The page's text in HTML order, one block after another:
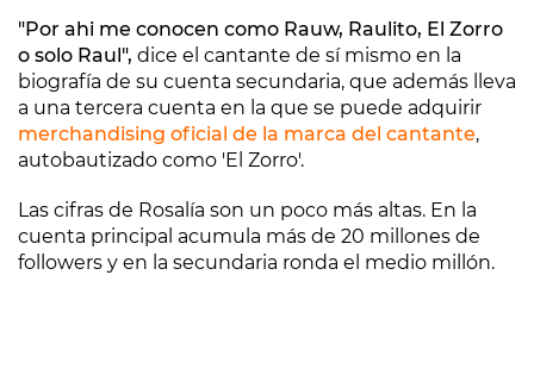
"Por ahi me conocen como Rauw, Raulito, El Zorro
o solo Raul", dice el cantante de sí mismo en la
biografía de su cuenta secundaria, que además lleva
a una tercera cuenta en la que se puede adquirir
merchandising oficial de la marca del cantante,
autobautizado como 'El Zorro'.
Las cifras de Rosalía son un poco más altas. En la
cuenta principal acumula más de 20 millones de
followers y en la secundaria ronda el medio millón.